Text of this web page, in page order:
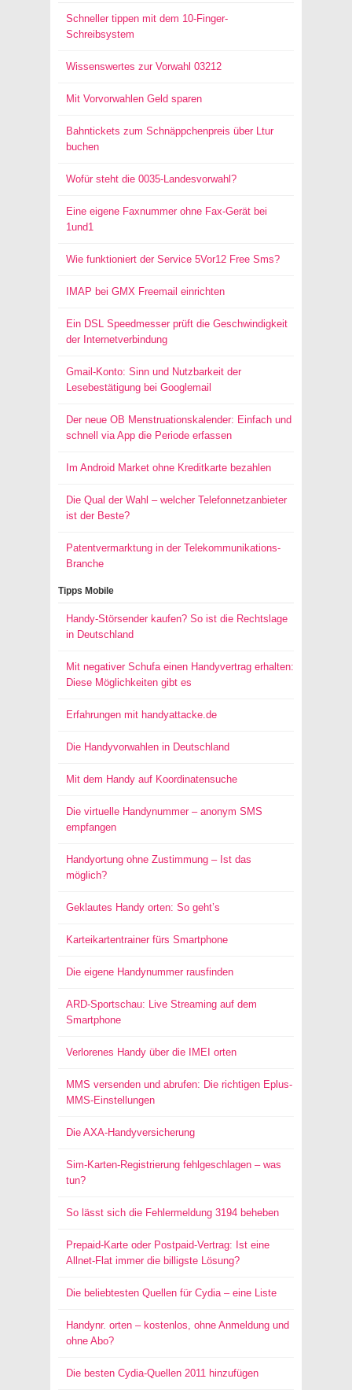
Schneller tippen mit dem 10-Finger-
Schreibsystem
Wissenswertes zur Vorwahl 03212
Mit Vorvorwahlen Geld sparen
Bahntickets zum Schnäppchenpreis über Ltur
buchen
Wofür steht die 0035-Landesvorwahl?
Eine eigene Faxnummer ohne Fax-Gerät bei
1und1
Wie funktioniert der Service 5Vor12 Free Sms?
IMAP bei GMX Freemail einrichten
Ein DSL Speedmesser prüft die Geschwindigkeit
der Internetverbindung
Gmail-Konto: Sinn und Nutzbarkeit der
Lesebestätigung bei Googlemail
Der neue OB Menstruationskalender: Einfach und
schnell via App die Periode erfassen
Im Android Market ohne Kreditkarte bezahlen
Die Qual der Wahl – welcher Telefonnetzanbieter
ist der Beste?
Patentvermarktung in der Telekommunikations-
Branche
Tipps Mobile
Handy-Störsender kaufen? So ist die Rechtslage
in Deutschland
Mit negativer Schufa einen Handyvertrag erhalten:
Diese Möglichkeiten gibt es
Erfahrungen mit handyattacke.de
Die Handyvorwahlen in Deutschland
Mit dem Handy auf Koordinatensuche
Die virtuelle Handynummer – anonym SMS
empfangen
Handyortung ohne Zustimmung – Ist das
möglich?
Geklautes Handy orten: So geht’s
Karteikartentrainer fürs Smartphone
Die eigene Handynummer rausfinden
ARD-Sportschau: Live Streaming auf dem
Smartphone
Verlorenes Handy über die IMEI orten
MMS versenden und abrufen: Die richtigen Eplus-
MMS-Einstellungen
Die AXA-Handyversicherung
Sim-Karten-Registrierung fehlgeschlagen – was
tun?
So lässt sich die Fehlermeldung 3194 beheben
Prepaid-Karte oder Postpaid-Vertrag: Ist eine
Allnet-Flat immer die billigste Lösung?
Die beliebtesten Quellen für Cydia – eine Liste
Handynr. orten – kostenlos, ohne Anmeldung und
ohne Abo?
Die besten Cydia-Quellen 2011 hinzufügen